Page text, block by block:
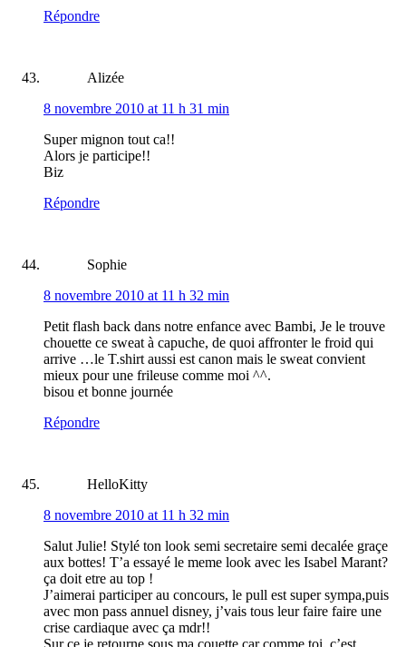
Répondre
Alizée
8 novembre 2010 at 11 h 31 min
Super mignon tout ca!!
Alors je participe!!
Biz
Répondre
Sophie
8 novembre 2010 at 11 h 32 min
Petit flash back dans notre enfance avec Bambi, Je le trouve
chouette ce sweat à capuche, de quoi affronter le froid qui
arrive …le T.shirt aussi est canon mais le sweat convient
mieux pour une frileuse comme moi ^^.
bisou et bonne journée
Répondre
HelloKitty
8 novembre 2010 at 11 h 32 min
Salut Julie! Stylé ton look semi secretaire semi decalée graçe
aux bottes! T’a essayé le meme look avec les Isabel Marant?
ça doit etre au top !
J’aimerai participer au concours, le pull est super sympa,puis
avec mon pass annuel disney, j’vais tous leur faire faire une
crise cardiaque avec ça mdr!!